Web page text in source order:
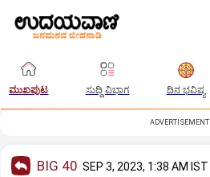
ಮುಖಪುಟ ಸುದ್ದಿ ವಿಭಾಗ ದಿನ ಭವಿಷ್ಯ
ADVERTISEMENT
BIG 40 SEP 3, 2023, 1:38 AM IST